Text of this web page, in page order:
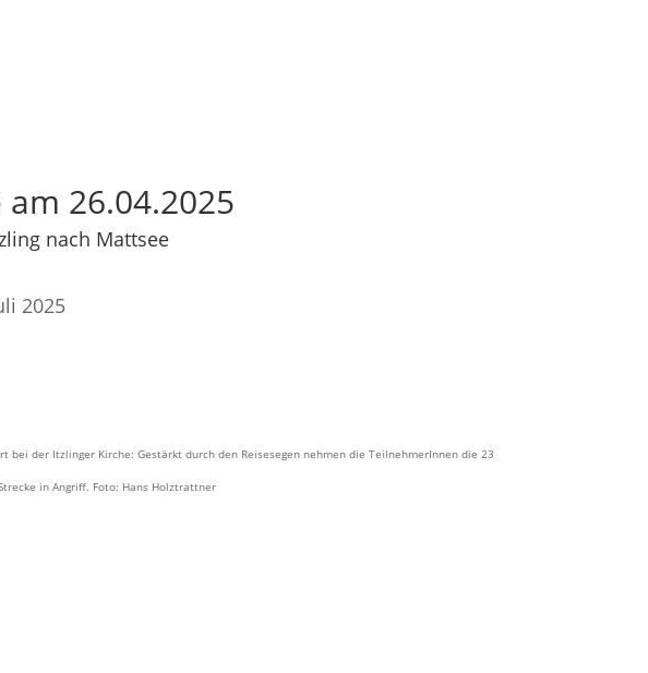
26.04.2025
nach Mattsee
2025
bei der Itzlinger Kirche: Gestärkt durch den Reisesegen nehmen die TeilnehmerInnen die 23
in Angriff. Foto: Hans Holztrattner